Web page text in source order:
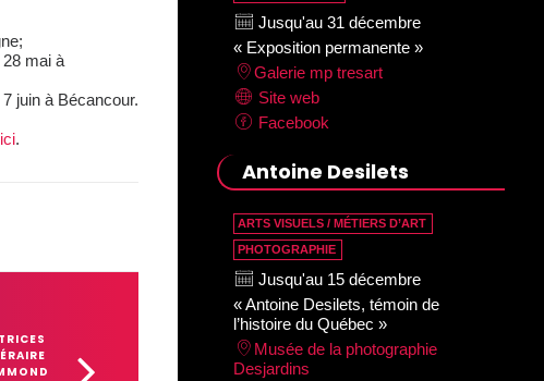
28 mai à
juin à Bécancour.
.
Jusqu'au 31 décembre
« Exposition permanente »
Galerie mp tresart
Site web
Facebook
Antoine Desilets
ARTS VISUELS / MÉTIERS D’ART
PHOTOGRAPHIE
Jusqu'au 15 décembre
« Antoine Desilets, témoin de
l’histoire du Québec »
Musée de la photographie
Desjardins